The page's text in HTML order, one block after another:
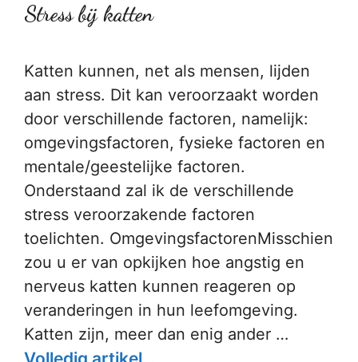
Stress bij katten
Katten kunnen, net als mensen, lijden
aan stress. Dit kan veroorzaakt worden
door verschillende factoren, namelijk:
omgevingsfactoren, fysieke factoren en
mentale/geestelijke factoren.
Onderstaand zal ik de verschillende
stress veroorzakende factoren
toelichten. OmgevingsfactorenMisschien
zou u er van opkijken hoe angstig en
nerveus katten kunnen reageren op
veranderingen in hun leefomgeving.
Katten zijn, meer dan enig ander …